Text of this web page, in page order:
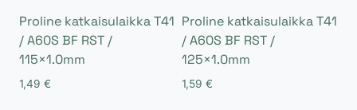
Proline katkaisulaikka T41
/ A60S BF RST /
115×1.0mm
1,49 €
Proline katkaisulaikka T41
/ A60S BF RST /
125×1.0mm
1,59 €